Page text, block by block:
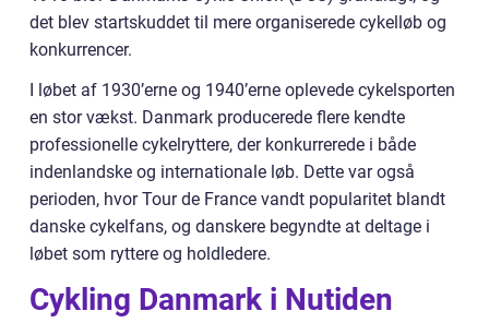
det blev startskuddet til mere organiserede cykelløb og
konkurrencer.
I løbet af 1930’erne og 1940’erne oplevede cykelsporten
en stor vækst. Danmark producerede flere kendte
professionelle cykelryttere, der konkurrerede i både
indenlandske og internationale løb. Dette var også
perioden, hvor Tour de France vandt popularitet blandt
danske cykelfans, og danskere begyndte at deltage i
løbet som ryttere og holdledere.
Cykling Danmark i Nutiden